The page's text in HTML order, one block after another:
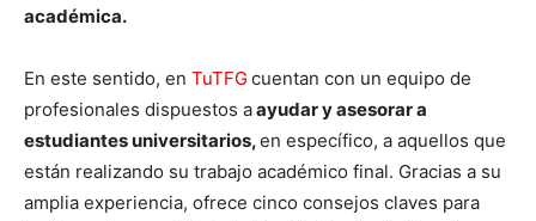
académica.
En este sentido, en TuTFGcuentan con un equipo de
profesionales dispuestos aayudar y asesorar a
estudiantes universitarios,en específico, a aquellos que
están realizando su trabajo académico final. Gracias a su
amplia experiencia, ofrece cinco consejos claves para